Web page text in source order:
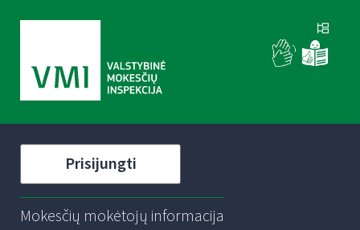
Prisijungti
Mokesčių mokėtojų informacija